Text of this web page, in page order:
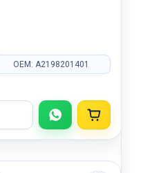
OEM: A2198201401